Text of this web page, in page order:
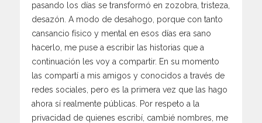
pasando los días se transformó en zozobra, tristeza,
desazón. A modo de desahogo, porque con tanto
cansancio físico y mental en esos días era sano
hacerlo, me puse a escribir las historias que a
continuación les voy a compartir. En su momento
las compartí a mis amigos y conocidos a través de
redes sociales, pero es la primera vez que las hago
ahora sí realmente públicas. Por respeto a la
privacidad de quienes escribí, cambié nombres, me